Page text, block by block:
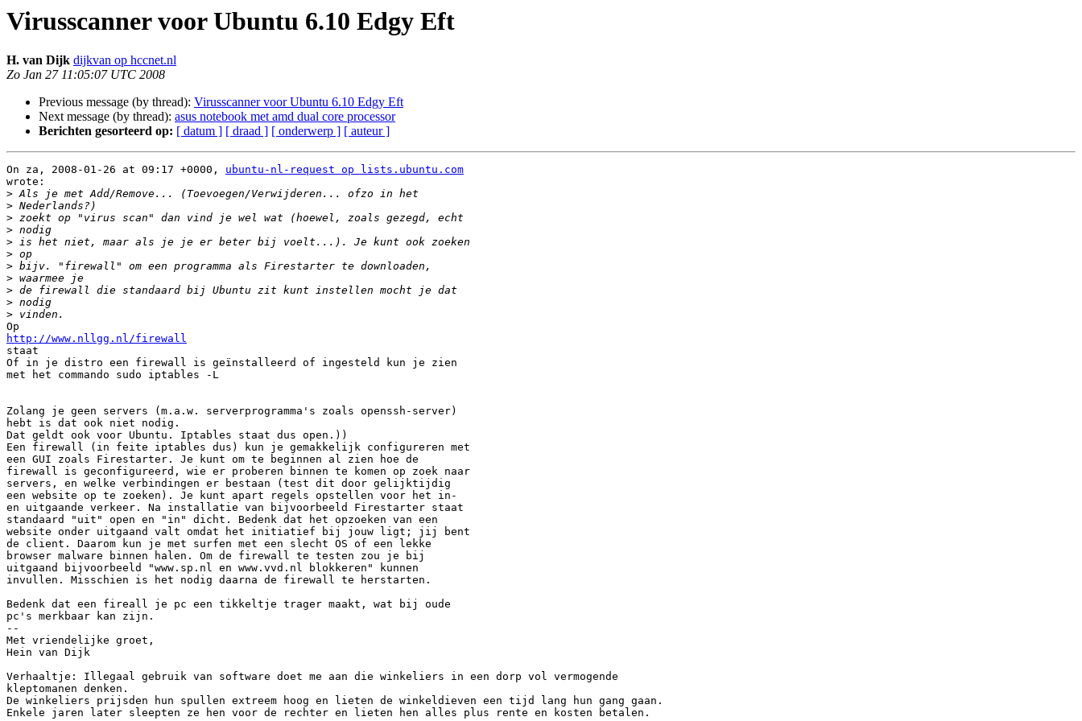
Virusscanner voor Ubuntu 6.10 Edgy Eft
H. van Dijk dijkvan op hccnet.nl
Zo Jan 27 11:05:07 UTC 2008
Previous message (by thread): Virusscanner voor Ubuntu 6.10 Edgy Eft
Next message (by thread): asus notebook met amd dual core processor
Berichten gesorteerd op: [ datum ] [ draad ] [ onderwerp ] [ auteur ]
On za, 2008-01-26 at 09:17 +0000, ubuntu-nl-request op lists.ubuntu.com
wrote:
>
>
>
>
>
>
>
>
>
>
>
http://www.nllgg.nl/firewall
staat
Of in je distro een firewall is geïnstalleerd of ingesteld kun je zien
met het commando sudo iptables -L
Zolang je geen servers (m.a.w. serverprogramma's zoals openssh-server)
hebt is dat ook niet nodig.
Dat geldt ook voor Ubuntu. Iptables staat dus open.))
Een firewall (in feite iptables dus) kun je gemakkelijk configureren met
een GUI zoals Firestarter. Je kunt om te beginnen al zien hoe de
firewall is geconfigureerd, wie er proberen binnen te komen op zoek naar
servers, en welke verbindingen er bestaan (test dit door gelijktijdig
een website op te zoeken). Je kunt apart regels opstellen voor het in-
en uitgaande verkeer. Na installatie van bijvoorbeeld Firestarter staat
standaard "uit" open en "in" dicht. Bedenk dat het opzoeken van een
website onder uitgaand valt omdat het initiatief bij jouw ligt; jij bent
de client. Daarom kun je met surfen met een slecht OS of een lekke
browser malware binnen halen. Om de firewall te testen zou je bij
uitgaand bijvoorbeeld "www.sp.nl en www.vvd.nl blokkeren" kunnen
invullen. Misschien is het nodig daarna de firewall te herstarten.
Bedenk dat een fireall je pc een tikkeltje trager maakt, wat bij oude
pc's merkbaar kan zijn.
--
Met vriendelijke groet,
Hein van Dijk
Verhaaltje: Illegaal gebruik van software doet me aan die winkeliers in een dorp vol vermogende
kleptomanen denken.
De winkeliers prijsden hun spullen extreem hoog en lieten de winkeldieven een tijd lang hun gang gaan.
Enkele jaren later sleepten ze hen voor de rechter en lieten hen alles plus rente en kosten betalen.